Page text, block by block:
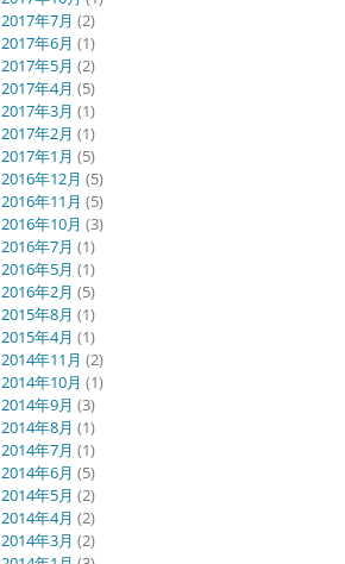
2017年7月 (2)
2017年6月 (1)
2017年5月 (2)
2017年4月 (5)
2017年3月 (1)
2017年2月 (1)
2017年1月 (5)
2016年12月 (5)
2016年11月 (5)
2016年10月 (3)
2016年7月 (1)
2016年5月 (1)
2016年2月 (5)
2015年8月 (1)
2015年4月 (1)
2014年11月 (2)
2014年10月 (1)
2014年9月 (3)
2014年8月 (1)
2014年7月 (1)
2014年6月 (5)
2014年5月 (2)
2014年4月 (2)
2014年3月 (2)